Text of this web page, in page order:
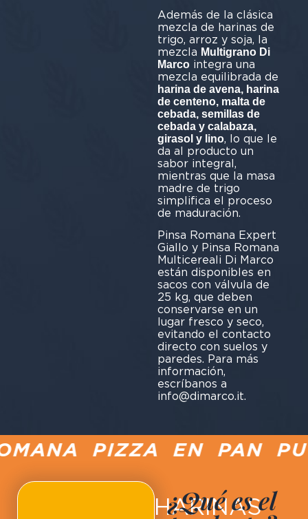
Además de la clásica
mezcla de harinas de
trigo, arroz y soja, la
mezcla Multigrano Di
Marcointegra una
mezcla equilibrada de
harina de avena, harina
de centeno, malta de
cebada, semillas de
cebada y calabaza,
girasol y lino, lo que le
da al producto un
sabor integral,
mientras que la masa
madre de trigo
simplifica el proceso
de maduración.
Pinsa Romana Expert
Giallo y Pinsa Romana
Multicereali Di Marco
están disponibles en
sacos con válvula de
25 kg, que deben
conservarse en un
lugar fresco y seco,
evitando el contacto
directo con suelos y
paredes. Para más
información,
escríbanos a
info@dimarco.it.
PIZZA EN PAN
HARINAS
¿Qué es el